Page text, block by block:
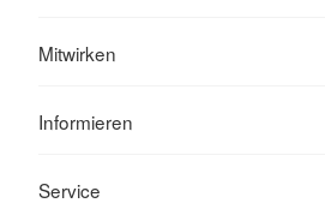
Mitwirken
Informieren
Service